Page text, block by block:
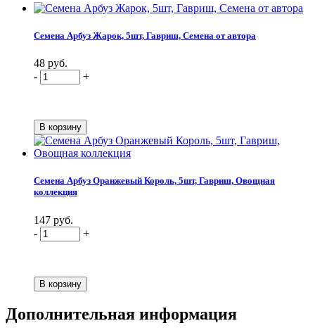
Семена Арбуз Жарок, 5шт, Гавриш, Семена от автора
48 руб.
-
+
Семена Арбуз Оранжевый Король, 5шт, Гавриш, Овощная
коллекция
147 руб.
-
+
Дополнительная информация